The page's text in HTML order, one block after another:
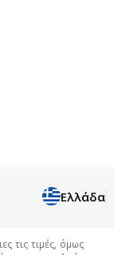
Ελλάδα
τις τιμές, όμως